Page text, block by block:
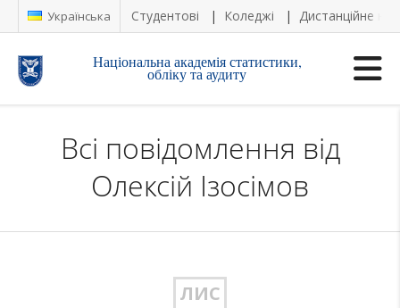
Українська Студентові Коледжі Дистанційне
Національна академія статистики,
обліку та аудиту
Всі повідомлення від
Олексій Ізосімов
ЛИС